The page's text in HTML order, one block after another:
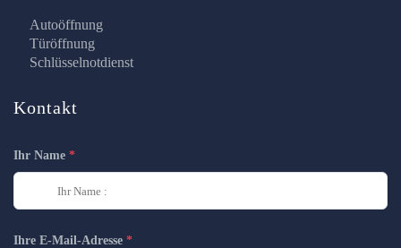
Autoöffnung
Türöffnung
Schlüsselnotdienst
Kontakt
Ihr Name
Ihre E-Mail-Adresse